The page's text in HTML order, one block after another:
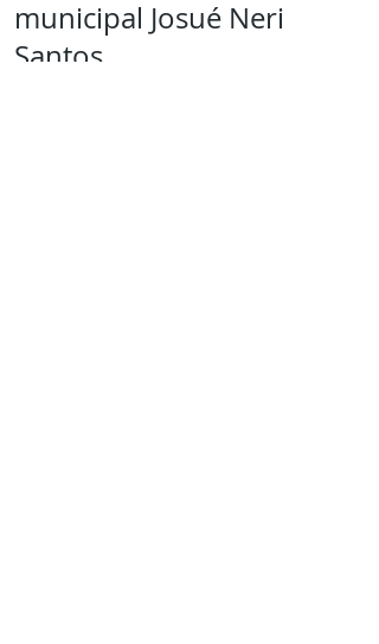
municipal Josué Neri
Santos.